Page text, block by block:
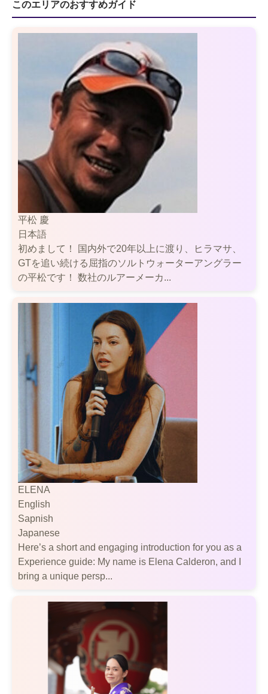
このエリアのおすすめガイド
平松 慶
日本語
初めまして！ 国内外で20年以上に渡り、ヒラマサ、
GTを追い続ける屈指のソルトウォーターアングラー
の平松です！ 数社のルアーメーカ...
ELENA
English
Sapnish
Japanese
Here’s a short and engaging introduction for you as a
Experience guide: My name is Elena Calderon, and I
bring a unique persp...